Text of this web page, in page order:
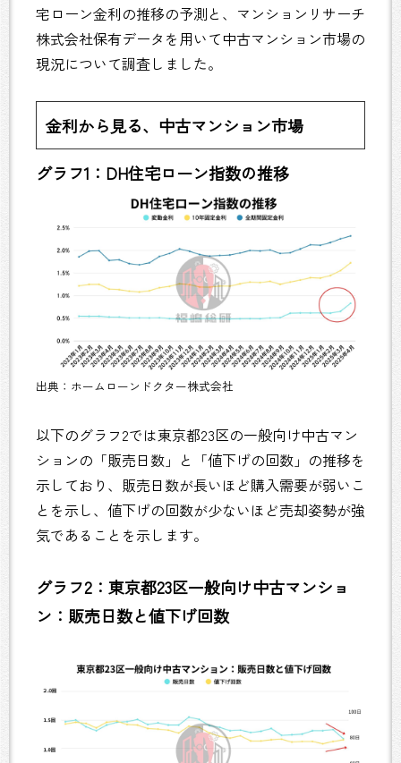
宅ローン金利の推移の予測と、マンションリサーチ
株式会社保有データを用いて中古マンション市場の
現況について調査しました。
金利から見る、中古マンション市場
グラフ1：DH住宅ローン指数の推移
出典：ホームローンドクター株式会社
以下のグラフ2では東京都23区の一般向け中古マン
ションの「販売日数」と「値下げの回数」の推移を
示しており、販売日数が長いほど購入需要が弱いこ
とを示し、値下げの回数が少ないほど売却姿勢が強
気であることを示します。
グラフ2：東京都23区一般向け中古マンショ
ン：販売日数と値下げ回数